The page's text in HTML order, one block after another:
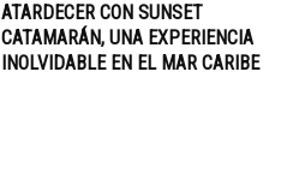
ATARDECER CON SUNSET
CATAMARÁN, UNA EXPERIENCIA
INOLVIDABLE EN EL MAR CARIBE